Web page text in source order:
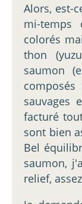
Alors, est-
mi-temps
colorés
thon
saumon
sauvages
facturé
sont bien
Bel
saumon,
relief,